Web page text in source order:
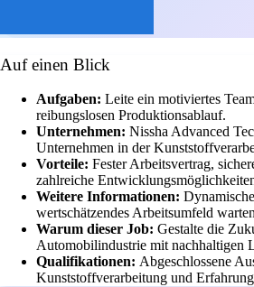
Auf einen Blick
Aufgaben: Leite ein motiviertes
reibungslosen Produktionsablauf.
Unternehmen: Nissha Advanced
Unternehmen in der
Vorteile: Fester Arbeitsvertrag,
zahlreiche
Weitere Informationen:
wertschätzendes Arbeitsumfeld
Warum dieser Job: Gestalte die
Automobilindustrie mit nachhaltigen
Qualifikationen: Abgeschlossene
Kunststoffverarbeitung und